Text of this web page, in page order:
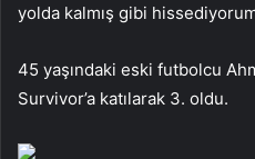
yolda kalmış gibi
45 yaşındaki eski futbolcu
Survivor’a katılarak 3. oldu.